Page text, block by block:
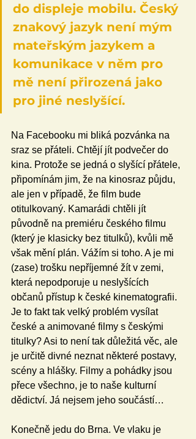
do displeje mobilu. Český
znakový jazyk není mým
mateřským jazykem a
komunikace v něm pro
mě není přirozená jako
pro jiné neslyšící.
Na Facebooku mi bliká pozvánka na
sraz se přáteli. Chtějí jít podvečer do
kina. Protože se jedná o slyšící přátele,
připomínám jim, že na kinosraz půjdu,
ale jen v případě, že film bude
otitulkovaný. Kamarádi chtěli jít
původně na premiéru českého filmu
(který je klasicky bez titulků), kvůli mě
však mění plán. Vážím si toho. A je mi
(zase) trošku nepříjemné žít v zemi,
která nepodporuje u neslyšících
občanů přístup k české kinematografii.
Je to fakt tak velký problém vysílat
české a animované filmy s českými
titulky? Asi to není tak důležitá věc, ale
je určitě divné neznat některé postavy,
scény a hlášky. Filmy a pohádky jsou
přece všechno, je to naše kulturní
dědictví. Já nejsem jeho součástí…
Konečně jedu do Brna. Ve vlaku je